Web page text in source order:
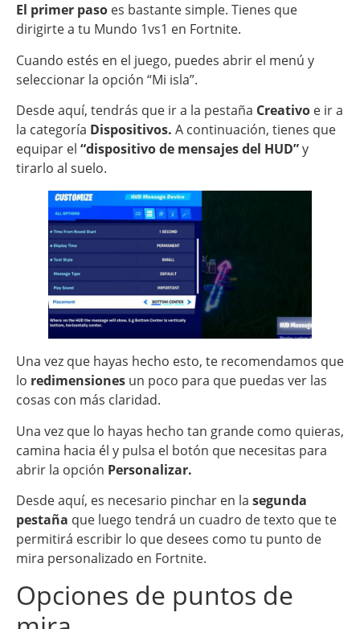
El primer paso es bastante simple. Tienes que
dirigirte a tu Mundo 1vs1 en Fortnite.
Cuando estés en el juego, puedes abrir el menú y
seleccionar la opción “Mi isla”.
Desde aquí, tendrás que ir a la pestaña Creativo e ira
la categoría Dispositivos. A continuación, tienes que
equipar el “dispositivo de mensajes del HUD”y
tirarlo al suelo.
Una vez que hayas hecho esto, te recomendamos que
lo redimensiones un poco para que puedas ver las
cosas con más claridad.
Una vez que lo hayas hecho tan grande como quieras,
camina hacia él y pulsa el botón que necesitas para
abrir la opción Personalizar.
Desde aquí, es necesario pinchar en la segunda
pestaña que luego tendrá un cuadro de texto que te
permitirá escribir lo que desees como tu punto de
mira personalizado en Fortnite.
Opciones de puntos de